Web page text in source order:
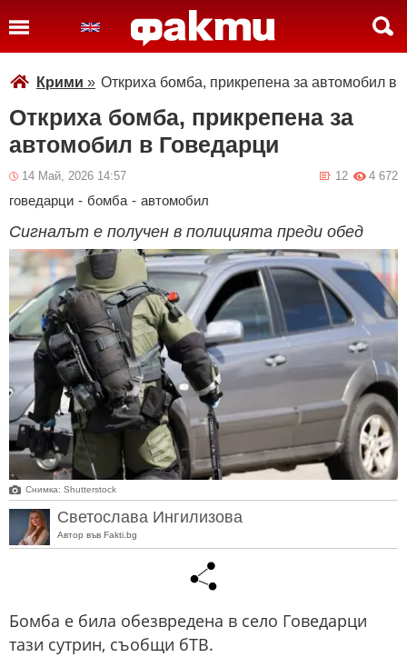
Крими » Откриха бомба, прикрепена за автомобил в
Откриха бомба, прикрепена за
автомобил в Говедарци
14 Май, 2026 14:57 4 672
12
говедарци - бомба - автомобил
Сигналът е получен в полицията преди обед
Снимка: Shutterstock
Светослава Ингилизова
Автор във Fakti.bg
Бомба е била обезвредена в село Говедарци
тази сутрин, съобщи бТВ.